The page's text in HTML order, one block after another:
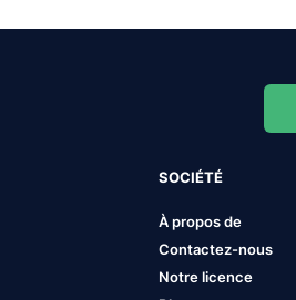
SOCIÉTÉ
À propos de
Contactez-nous
Notre licence